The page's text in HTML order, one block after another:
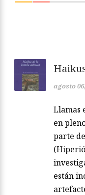
agosto
Llamas
en
parte
están